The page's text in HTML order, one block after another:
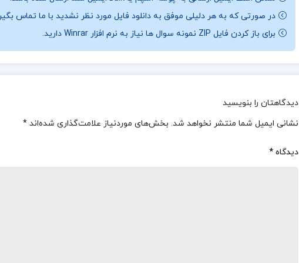
در صورتی که به هر دلیلی موفق به دانلود فایل مورد نظر نشدید با ما تماس
برای باز کردن فایل ZIP نمونه سوال ها نیاز به نرم افزار Winrar دارید.
دیدگاهتان را بنویسید
نشانی ایمیل شما منتشر نخواهد شد. بخش‌های موردنیاز علامت‌گذاری شده‌اند *
دیدگاه *